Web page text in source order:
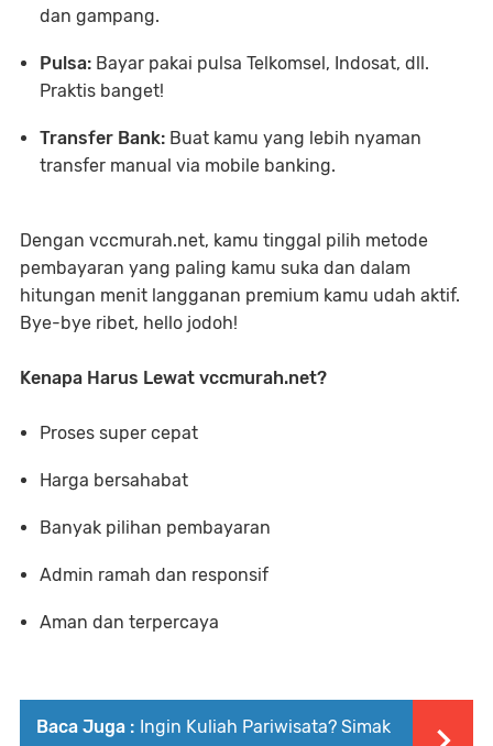
dan gampang.
Pulsa: Bayar pakai pulsa Telkomsel, Indosat, dll.
Praktis banget!
Transfer Bank: Buat kamu yang lebih nyaman
transfer manual via mobile banking.
Dengan vccmurah.net, kamu tinggal pilih metode
pembayaran yang paling kamu suka dan dalam
hitungan menit langganan premium kamu udah aktif.
Bye-bye ribet, hello jodoh!
Kenapa Harus Lewat vccmurah.net?
Proses super cepat
Harga bersahabat
Banyak pilihan pembayaran
Admin ramah dan responsif
Aman dan terpercaya
Baca Juga : Ingin Kuliah Pariwisata? Simak